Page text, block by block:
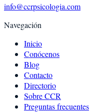
info@ccrpsicologia.com
Navegación
Inicio
Conócenos
Blog
Contacto
Directorio
Sobre CCR
Preguntas frecuentes